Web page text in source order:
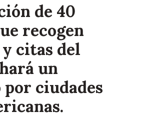
de 40
recogen
citas del
un
ciudades